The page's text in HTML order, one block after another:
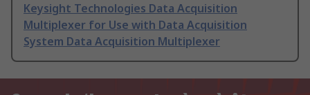
Keysight Technologies Data Acquisition
Multiplexer for Use with Data Acquisition
System Data Acquisition Multiplexer